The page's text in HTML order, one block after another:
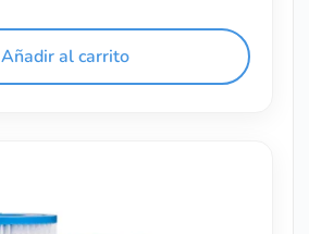
Añadir al carrito